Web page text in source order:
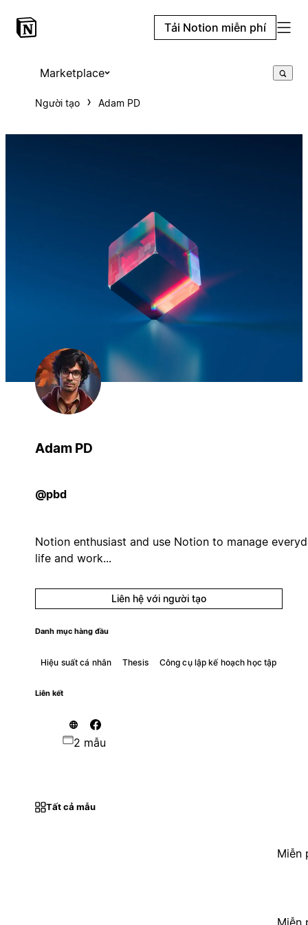
Tải Notion miễn phí
Marketplace
Người tạo Adam PD
Adam PD
@pbd
Notion enthusiast and use Notion to manage
life and work...
Liên hệ với người tạo
Danh mục hàng đầu
Hiệu suất cá nhân Thesis Công cụ lập kế hoạch học tập
Liên kết
2 mẫu
Tất cả mẫu
Miễn